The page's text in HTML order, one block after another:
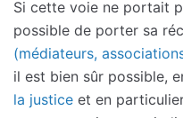
Si cette voie ne portait
possible de porter sa
(médiateurs,
il est bien sûr possible,
la justice et en